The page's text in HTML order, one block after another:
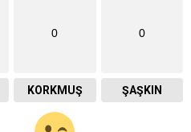
0
KORKMUŞ
0
ŞAŞKIN